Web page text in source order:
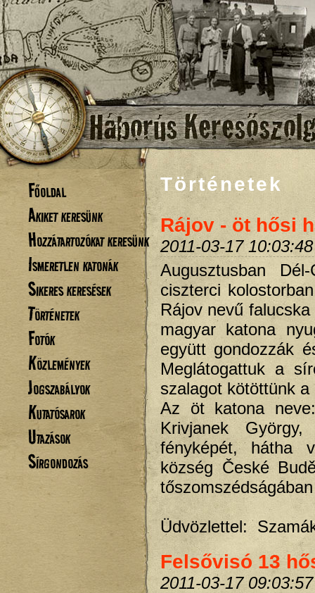
Főoldal
Akiket keresünk
Hozzátartozókat keresünk
Ismeretlen katonák
Sikeres keresések
Történetek
Fotók
Közlemények
Jogszabályok
Kutatósarok
Utazások
Sírgondozás
Történetek
Rájov - öt hősi
2011-03-17 10:03:48
Augusztusban
ciszterci
Rájov nevű
magyar katona
együtt gondozzák
Meglátogattuk a
szalagot kötöttünk
Az öt katona
Krivjanek
fényképét, hátha
község České
Üdvözlettel:
Felsővisó 13
2011-03-17 09:03:57